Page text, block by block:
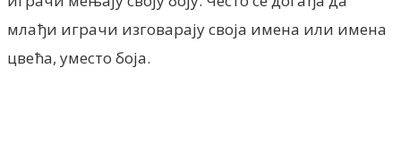
млађи играчи изговарају своја имена или имена
цвећа, уместо боја.